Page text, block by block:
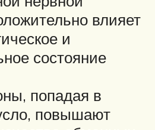
влияет
и
состояние
попадая в
повышают